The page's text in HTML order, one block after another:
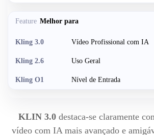
Melhor para
Vídeo Profissional com IA
Uso Geral
Nível de Entrada
KLIN 3.0destaca-se claramente
vídeo com IA mais avançado e